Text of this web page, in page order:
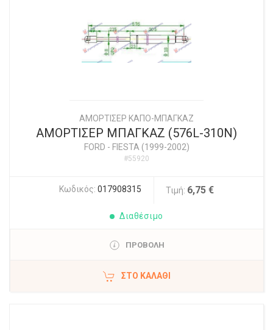
ΑΜΟΡΤΙΣΕΡ ΚΑΠΟ-ΜΠΑΓΚΑΖ
ΑΜΟΡΤΙΣΕΡ ΜΠΑΓΚΑΖ (576L-310N)
FORD - FIESTA (1999-2002)
#55920
Κωδικός: 017908315 Τιμή: 6,75 €
Διαθέσιμο
ΠΡΟΒΟΛΗ
ΣΤΟ ΚΑΛΆΘΙ